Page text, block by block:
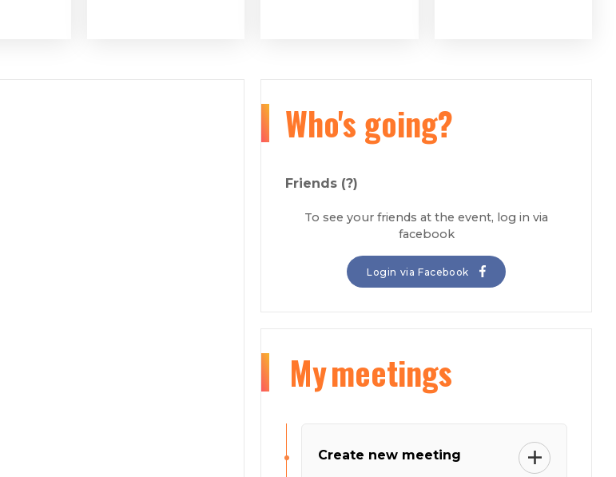
Who's going?
Friends (?)
To see your friends at the event, log in via
facebook
Login via Facebook
Mymeetings
Create new meeting